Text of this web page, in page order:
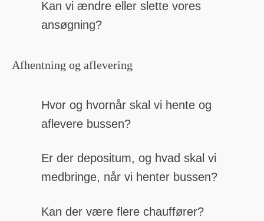
Kan vi ændre eller slette vores
ansøgning?
Afhentning og aflevering
Hvor og hvornår skal vi hente og
aflevere bussen?
Er der depositum, og hvad skal vi
medbringe, når vi henter bussen?
Kan der være flere chauffører?